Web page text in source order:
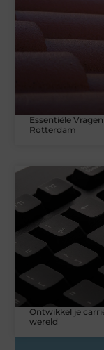
Essentiële
Rotterdam
Ontwikkel je
wereld